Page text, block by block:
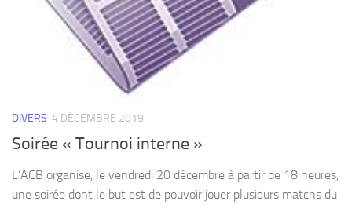
DIVERS 4 DÉCEMBRE 2019
Soirée « Tournoi interne »
L’ACB organise, le vendredi 20 décembre à partir de 18 heures,
une soirée dont le but est de pouvoir jouer plusieurs matchs du